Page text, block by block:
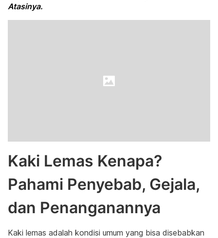
Atasinya.
Kaki Lemas Kenapa?
Pahami Penyebab, Gejala,
dan Penanganannya
Kaki lemas adalah kondisi umum yang bisa disebabkan